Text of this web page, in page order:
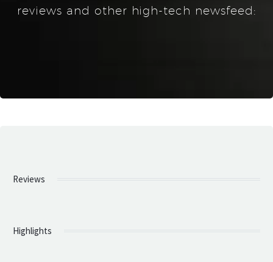
reviews and other high-tech newsfeed:
Reviews
Highlights